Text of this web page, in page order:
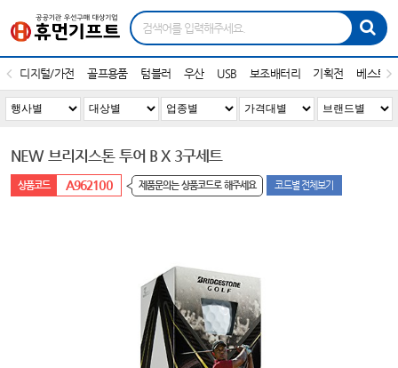
디지털/가전 골프용품 텀블러 우산 USB 보조배터리 기획전 베스트
NEW 브리지스톤 투어 B X 3구세트
A962100 제품문의는 상품코드로 해주세요 코드별 전체보기